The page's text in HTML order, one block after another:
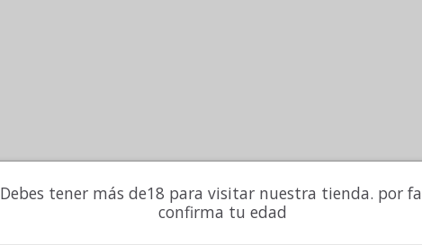
Debes tener más de18 para visitar nuestra tienda. por
confirma tu edad